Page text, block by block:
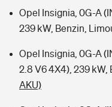
Opel Insignia, 0G-A
239 kW, Benzin,
Opel Insignia, 0G-A
2.8 V6 4X4), 239
AKU)